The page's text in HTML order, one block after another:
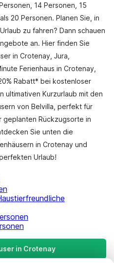
14 Personen, 15
20 Personen. Planen Sie, in
zu fahren? Dann schauen
an. Hier finden Sie
in Crotenay, Jura,
Ferienhaus in Crotenay,
Rabatt* bei kostenloser
ultimativen Kurzurlaub mit den
von Belvilla, perfekt für
geplanten Rückzugsorte in
Sie unten die
in Crotenay und
Urlaub!
in Crotenay